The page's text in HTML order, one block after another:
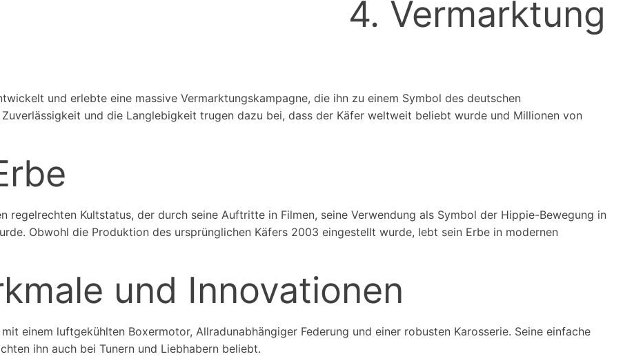
4. Vermarktung
und erlebte eine massive Vermarktungskampagne, die ihn zu einem Symbol des deutschen
und die Langlebigkeit trugen dazu bei, dass der Käfer weltweit beliebt wurde und Millionen von
regelrechten Kultstatus, der durch seine Auftritte in Filmen, seine Verwendung als Symbol der Hippie-Bewegung in
Obwohl die Produktion des ursprünglichen Käfers 2003 eingestellt wurde, lebt sein Erbe in modernen
und Innovationen
einem luftgekühlten Boxermotor, Allradunabhängiger Federung und einer robusten Karosserie. Seine einfache
ihn auch bei Tunern und Liebhabern beliebt.